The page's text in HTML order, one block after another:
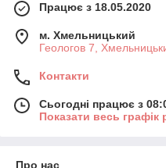
Працює з 18.05.2020
м. Хмельницький
Геологов 7,
Контакти
Сьогодні працює з
Показати весь графік
Про нас